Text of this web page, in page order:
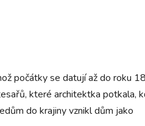
počátky se datují až do roku
které architektka potkala,
do krajiny vznikl dům jako